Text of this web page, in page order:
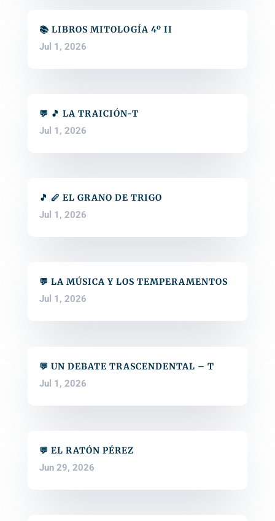
📚 LIBROS MITOLOGÍA 4º II
Jul 1, 2026
💬 🎵 LA TRAICIÓN-T
Jul 1, 2026
🎵 🪈 EL GRANO DE TRIGO
Jul 1, 2026
💬 LA MÚSICA Y LOS TEMPERAMENTOS
Jul 1, 2026
💬 UN DEBATE TRASCENDENTAL – T
Jul 1, 2026
💬 EL RATÓN PÉREZ
Jun 29, 2026